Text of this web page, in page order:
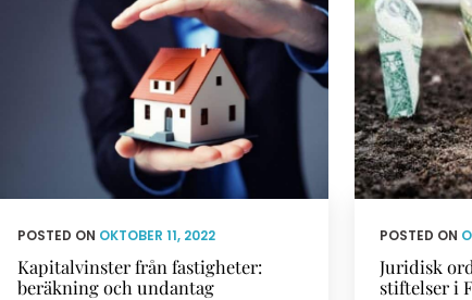
POSTED ON OKTOBER 11, 2022
Kapitalvinster från fastigheter:
beräkning och undantag
POSTED ON
Juridisk
stiftelser i